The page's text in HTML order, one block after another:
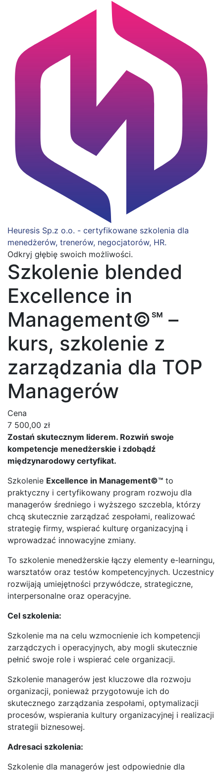
Heuresis Sp.z o.o. - certyfikowane szkolenia dla
menedżerów, trenerów, negocjatorów, HR.
Odkryj głębię swoich możliwości.
Szkolenie blended
Excellence in
Management©℠ –
kurs, szkolenie z
zarządzania dla TOP
Managerów
Cena
7 500,00 zł
Zostań skutecznym liderem. Rozwiń swoje
kompetencje menedżerskie i zdobądź
międzynarodowy certyfikat.
Szkolenie Excellence in Management©™ to
praktyczny i certyfikowany program rozwoju dla
managerów średniego i wyższego szczebla, którzy
chcą skutecznie zarządzać zespołami, realizować
strategię firmy, wspierać kulturę organizacyjną i
wprowadzać innowacyjne zmiany.
To szkolenie menedżerskie łączy elementy e-learningu,
warsztatów oraz testów kompetencyjnych. Uczestnicy
rozwijają umiejętności przywódcze, strategiczne,
interpersonalne oraz operacyjne.
Cel szkolenia:
Szkolenie ma na celu wzmocnienie ich kompetencji
zarządczych i operacyjnych, aby mogli skutecznie
pełnić swoje role i wspierać cele organizacji.
Szkolenie managerów jest kluczowe dla rozwoju
organizacji, ponieważ przygotowuje ich do
skutecznego zarządzania zespołami, optymalizacji
procesów, wspierania kultury organizacyjnej i realizacji
strategii biznesowej.
Adresaci szkolenia:
Szkolenie dla managerów jest odpowiednie dla